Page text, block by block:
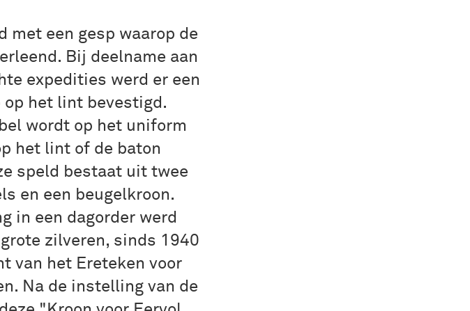
met een gesp waarop de
Bij deelname aan
expedities werd er een
op het lint bevestigd.
wordt op het uniform
het lint of de baton
speld bestaat uit twee
en een beugelkroon.
in een dagorder werd
zilveren, sinds 1940
van het Ereteken voor
Na de instelling van de